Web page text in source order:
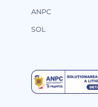
ANPC
SOL